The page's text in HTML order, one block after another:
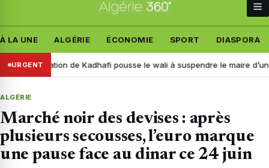
À LA UNE ALGÉRIE ÉCONOMIE SPORT DIASPORA
URGENT
citation de Kadhafi pousse le wali à suspendre le maire d’une APC à
ALGÉRIE
Marché noir des devises : après
plusieurs secousses, l’euro marque
une pause face au dinar ce 24 juin